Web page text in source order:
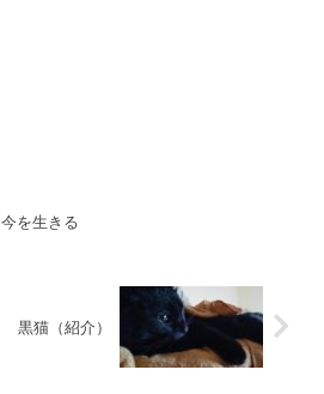
今を生きる
黒猫（紹介）